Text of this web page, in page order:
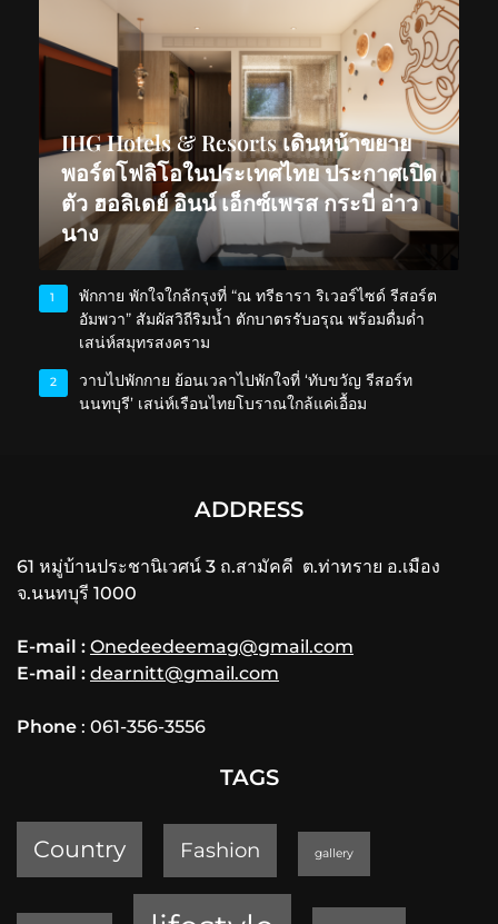
IHG Hotels & Resorts เดินหน้าขยาย
พอร์ตโฟลิโอในประเทศไทย ประกาศเปิด
ตัว ฮอลิเดย์ อินน์ เอ็กซ์เพรส กระบี่ อ่าว
นาง
1
พักกาย พักใจใกล้กรุงที่ “ณ ทรีธารา ริเวอร์ไซด์ รีสอร์ต
อัมพวา” สัมผัสวิถีริมน้ำ ตักบาตรรับอรุณ พร้อมดื่มด่ำ
เสน่ห์สมุทรสงคราม
2
วาบไปพักกาย ย้อนเวลาไปพักใจที่ ‘ทับขวัญ รีสอร์ท
นนทบุรี’ เสน่ห์เรือนไทยโบราณใกล้แค่เอื้อม
ADDRESS
61 หมู่บ้านประชานิเวศน์ 3 ถ.สามัคคี ต.ท่าทราย อ.เมือง
จ.นนทบุรี 1000
E-mail : Onedeedeemag@gmail.com
E-mail : dearnitt@gmail.com
Phone : 061-356-3556
TAGS
Country Fashion gallery